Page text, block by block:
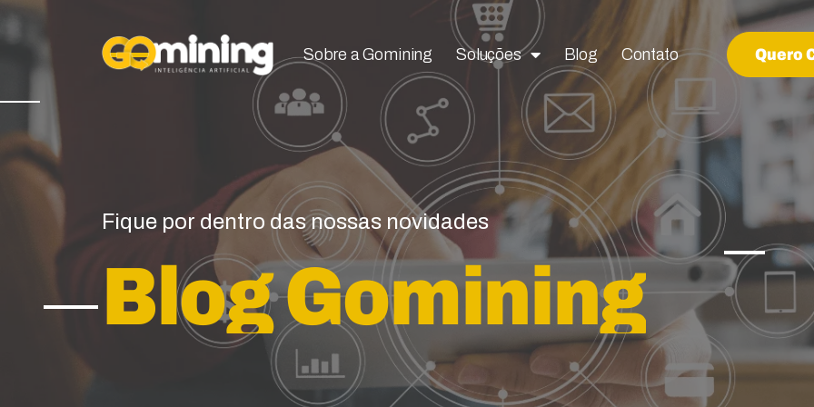
Sobre a Gomining Soluções Blog Contato Quero
Sobre a Gomining Soluções Blog Contato Quero
Fique por dentro das nossas novidades
Blog Gomining